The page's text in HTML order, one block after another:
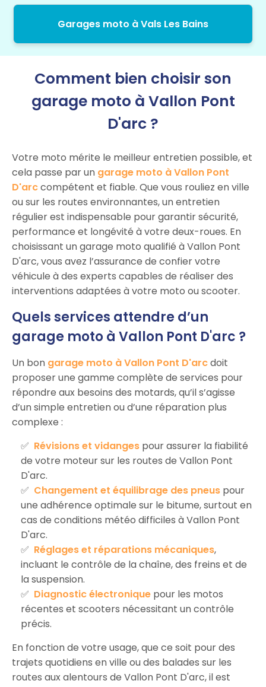
Garages moto à Vals Les Bains
Comment bien choisir son
garage moto à Vallon Pont
D'arc ?
Votre moto mérite le meilleur entretien possible, et
cela passe par un garage moto à Vallon Pont
D'arccompétent et fiable. Que vous rouliez en ville
ou sur les routes environnantes, un entretien
régulier est indispensable pour garantir sécurité,
performance et longévité à votre deux-roues. En
choisissant un garage moto qualifié à Vallon Pont
D'arc, vous avez l’assurance de confier votre
véhicule à des experts capables de réaliser des
interventions adaptées à votre moto ou scooter.
Quels services attendre d’un
garage moto à Vallon Pont D'arc ?
Un bon garage moto à Vallon Pont D'arcdoit
proposer une gamme complète de services pour
répondre aux besoins des motards, qu’il s’agisse
d’un simple entretien ou d’une réparation plus
complexe :
Révisions et vidanges pour assurer la fiabilité
de votre moteur sur les routes de Vallon Pont
D'arc.
Changement et équilibrage des pneus pour
une adhérence optimale sur le bitume, surtout en
cas de conditions météo difficiles à Vallon Pont
D'arc.
Réglages et réparations mécaniques,
incluant le contrôle de la chaîne, des freins et de
la suspension.
Diagnostic électronique pour les motos
récentes et scooters nécessitant un contrôle
précis.
En fonction de votre usage, que ce soit pour des
trajets quotidiens en ville ou des balades sur les
routes aux alentours de Vallon Pont D'arc, il est